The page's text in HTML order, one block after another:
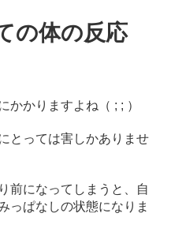
の体の反応
かかりますよね（ ; ; ）
とっては害しかありませ
前になってしまうと、自
っぱなしの状態になりま